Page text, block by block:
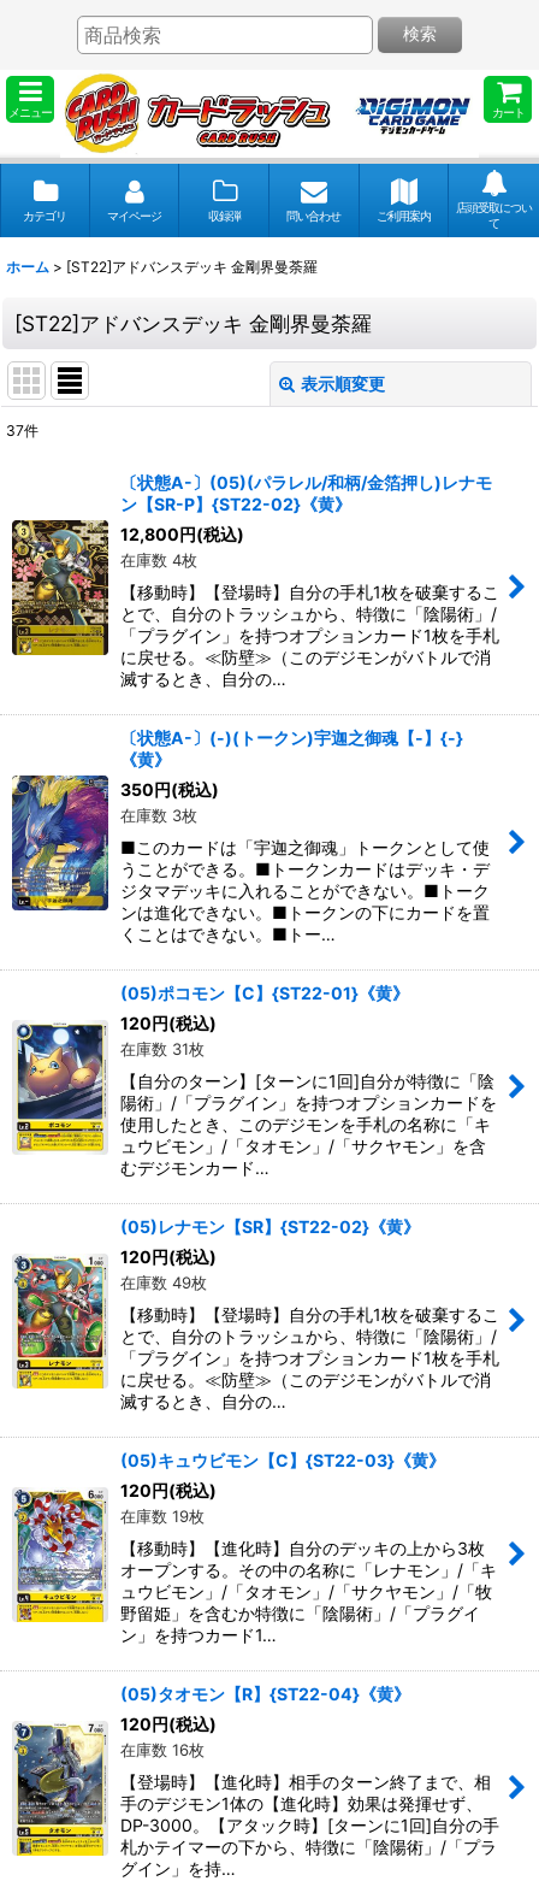
メニュー カート
検索
カテゴリ マイページ 収録弾 問い合わせ ご利用案内
店頭受取につい
て
ホーム > [ST22]アドバンスデッキ 金剛界曼荼羅
[ST22]アドバンスデッキ 金剛界曼荼羅
表示順変更
並び順:
絞り込む
37件
〔状態A-〕(05)(パラレル/和柄/金箔押し)レナモ
ン【SR-P】{ST22-02}《黄》
12,800 円(税込)
在庫数 4枚
【移動時】【登場時】自分の手札1枚を破棄するこ
とで、自分のトラッシュから、特徴に「陰陽術」/
「プラグイン」を持つオプションカード1枚を手札
に戻せる。≪防壁≫（このデジモンがバトルで消
滅するとき、自分の…
〔状態A-〕(-)(トークン)宇迦之御魂【-】{-}
《黄》
350 円(税込)
在庫数 3枚
■このカードは「宇迦之御魂」トークンとして使
うことができる。■トークンカードはデッキ・デ
ジタマデッキに入れることができない。■トーク
ンは進化できない。■トークンの下にカードを置
くことはできない。■トー…
(05)ポコモン【C】{ST22-01}《黄》
120 円(税込)
在庫数 31枚
【自分のターン】[ターンに1回]自分が特徴に「陰
陽術」/「プラグイン」を持つオプションカードを
使用したとき、このデジモンを手札の名称に「キ
ュウビモン」/「タオモン」/「サクヤモン」を含
むデジモンカード…
(05)レナモン【SR】{ST22-02}《黄》
120 円(税込)
在庫数 49枚
【移動時】【登場時】自分の手札1枚を破棄するこ
とで、自分のトラッシュから、特徴に「陰陽術」/
「プラグイン」を持つオプションカード1枚を手札
に戻せる。≪防壁≫（このデジモンがバトルで消
滅するとき、自分の…
(05)キュウビモン【C】{ST22-03}《黄》
120 円(税込)
在庫数 19枚
【移動時】【進化時】自分のデッキの上から3枚
オープンする。その中の名称に「レナモン」/「キ
ュウビモン」/「タオモン」/「サクヤモン」/「牧
野留姫」を含むか特徴に「陰陽術」/「プラグイ
ン」を持つカード1…
(05)タオモン【R】{ST22-04}《黄》
120 円(税込)
在庫数 16枚
【登場時】【進化時】相手のターン終了まで、相
手のデジモン1体の【進化時】効果は発揮せず、
DP-3000。【アタック時】[ターンに1回]自分の手
札かテイマーの下から、特徴に「陰陽術」/「プラ
グイン」を持…